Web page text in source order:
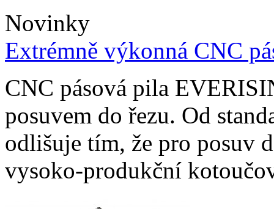
Novinky
Extrémně výkonná CNC
CNC pásová pila
posuvem do řezu. Od
odlišuje tím, že pro posuv
vysoko-produkční